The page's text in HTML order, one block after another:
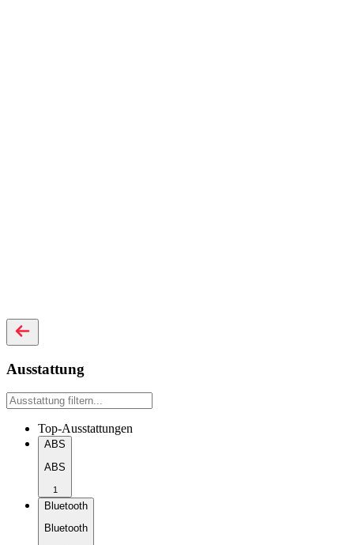
Ausstattung
Top-Ausstattungen
ABS
ABS
1
Bluetooth
Bluetooth